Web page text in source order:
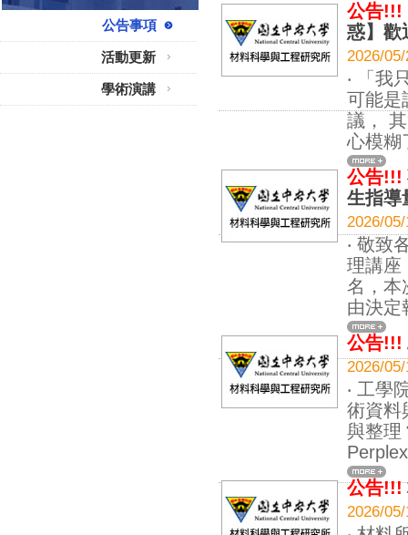
公告事項
活動更新
學術演講
公告!!!
惑】歡
2026/
‧ 「我
可能是
議，
心模糊
公告!!!
生指導
2026/
‧ 敬致
理講座
名，本
由決定
公告!!!
2026/
‧ 工學
術資料
與整理
公告!!!
2026/